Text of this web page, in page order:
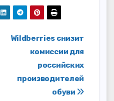
Wildberries снизит
комиссии для
российских
производителей
обуви